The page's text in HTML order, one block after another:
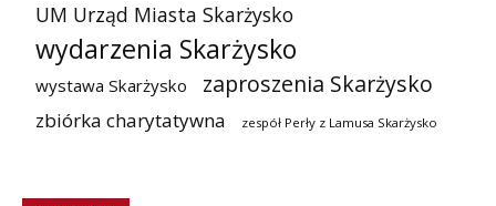
UM Urząd Miasta Skarżysko
wydarzenia Skarżysko
wystawa Skarżysko zaproszenia Skarżysko
zbiórka charytatywna zespół Perły z Lamusa Skarżysko